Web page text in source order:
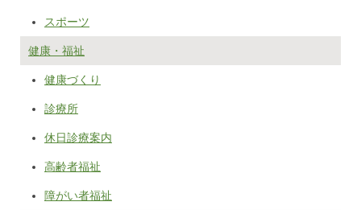
スポーツ
健康・福祉
健康づくり
診療所
休日診療案内
高齢者福祉
障がい者福祉